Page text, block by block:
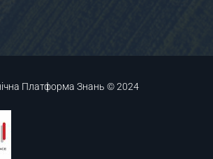
Платформа Знань © 2024